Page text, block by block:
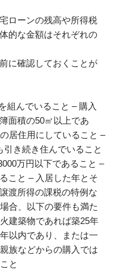
ローンの残高や所得税
的な金額はそれぞれの
に確認しておくことが
組んでいること – 購入
面積の50㎡以上であ
居住用にしていること –
き続き住んでいること
万円以下であること –
こと – 入居した年とそ
渡所得の課税の特例な
合、以下の要件も満た
建築物であれば築25年
以内であり、または一
族などからの購入では
と